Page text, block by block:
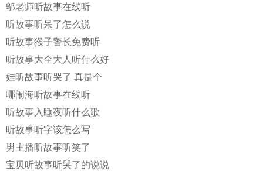
邬老师听故事在线听
听故事听呆了怎么说
听故事猴子警长免费听
听故事大全大人听什么好
娃听故事听哭了 真是个
哪闹海听故事在线听
听故事入睡夜听什么歌
听故事听字该怎么写
男主播听故事听笑了
宝贝听故事听哭了的说说